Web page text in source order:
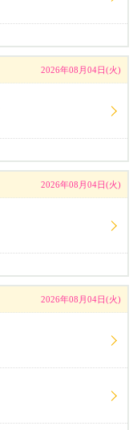
2026年08月04日(火)
2026年08月04日(火)
2026年08月04日(火)